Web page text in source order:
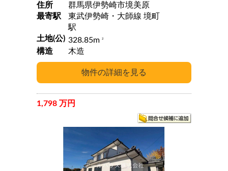
住所
群馬県伊勢崎市境美原
最寄駅
東武伊勢崎・大師線 境町
駅
土地(公) 328.85m 2
構造 木造
1,798 万円